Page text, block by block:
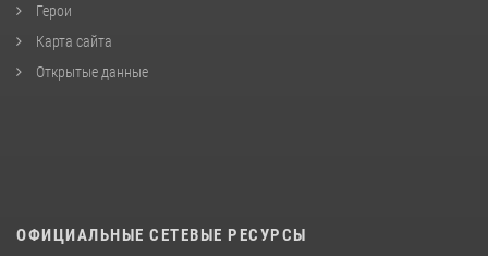
Герои
Карта сайта
Открытые данные
ОФИЦИАЛЬНЫЕ СЕТЕВЫЕ РЕСУРСЫ